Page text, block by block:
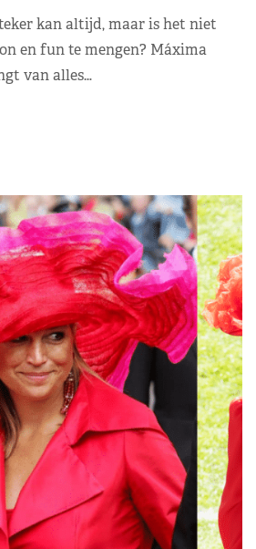
kan altijd, maar is het niet
en fun te mengen? Máxima
van alles…